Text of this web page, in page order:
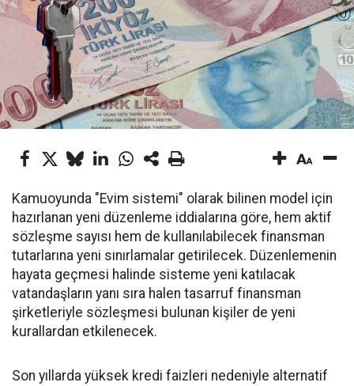
Kamuoyunda "Evim sistemi" olarak bilinen model için
hazırlanan yeni düzenleme iddialarına göre, hem aktif
sözleşme sayısı hem de kullanılabilecek finansman
tutarlarına yeni sınırlamalar getirilecek. Düzenlemenin
hayata geçmesi halinde sisteme yeni katılacak
vatandaşların yanı sıra halen tasarruf finansman
şirketleriyle sözleşmesi bulunan kişiler de yeni
kurallardan etkilenecek.
Son yıllarda yüksek kredi faizleri nedeniyle alternatif